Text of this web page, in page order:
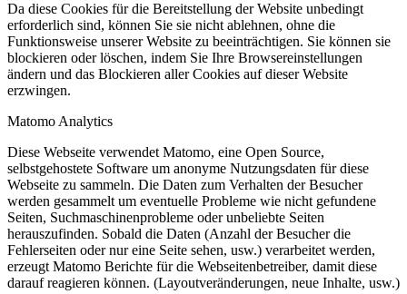
Da diese Cookies für die Bereitstellung der Website unbedingt
erforderlich sind, können Sie sie nicht ablehnen, ohne die
Funktionsweise unserer Website zu beeinträchtigen. Sie können sie
blockieren oder löschen, indem Sie Ihre Browsereinstellungen
ändern und das Blockieren aller Cookies auf dieser Website
erzwingen.
Matomo Analytics
Diese Webseite verwendet Matomo, eine Open Source,
selbstgehostete Software um anonyme Nutzungsdaten für diese
Webseite zu sammeln. Die Daten zum Verhalten der Besucher
werden gesammelt um eventuelle Probleme wie nicht gefundene
Seiten, Suchmaschinenprobleme oder unbeliebte Seiten
herauszufinden. Sobald die Daten (Anzahl der Besucher die
Fehlerseiten oder nur eine Seite sehen, usw.) verarbeitet werden,
erzeugt Matomo Berichte für die Webseitenbetreiber, damit diese
darauf reagieren können. (Layoutveränderungen, neue Inhalte, usw.)